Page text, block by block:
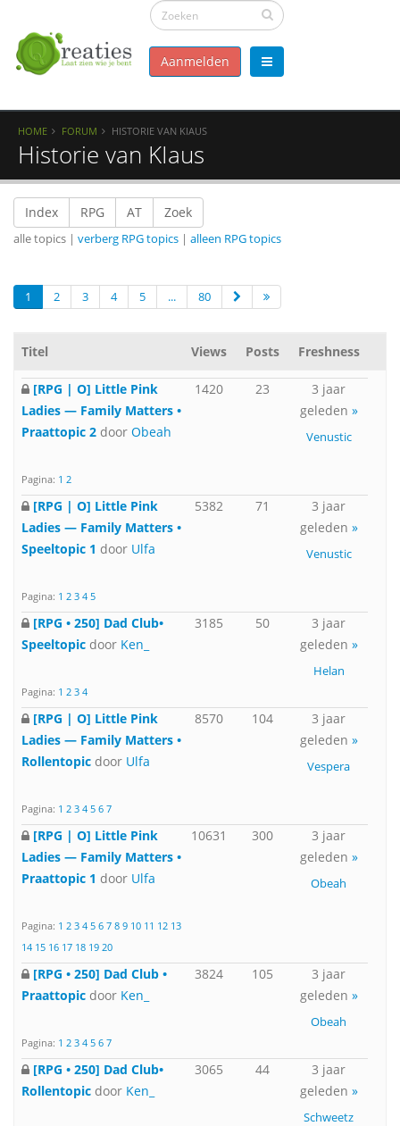
Aanmelden
HOME FORUM HISTORIE VAN KIAUS
Historie van KIaus
Index RPG AT Zoek
alle topics | verberg RPG topics | alleen RPG topics
1 2 3 4 5 ... 80
Titel Views Posts Freshness
[RPG | O] Little Pink
Ladies — Family Matters •
Praattopic 2 door Obeah
Pagina: 1 2
1420 23
3 jaar
geleden »
Venustic
[RPG | O] Little Pink
Ladies — Family Matters •
Speeltopic 1 door Ulfa
Pagina: 1 2 3 4 5
5382 71
3 jaar
geleden »
Venustic
[RPG • 250] Dad Club•
Speeltopic door Ken_
Pagina: 1 2 3 4
3185 50
3 jaar
geleden »
Helan
[RPG | O] Little Pink
Ladies — Family Matters •
Rollentopic door Ulfa
Pagina: 1 2 3 4 5 6 7
8570 104
3 jaar
geleden »
Vespera
[RPG | O] Little Pink
Ladies — Family Matters •
Praattopic 1 door Ulfa
Pagina: 1 2 3 4 5 6 7 8 9 10 11 12 13
14 15 16 17 18 19 20
10631 300
3 jaar
geleden »
Obeah
[RPG • 250] Dad Club •
Praattopic door Ken_
Pagina: 1 2 3 4 5 6 7
3824 105
3 jaar
geleden »
Obeah
[RPG • 250] Dad Club•
Rollentopic door Ken_
3065 44
3 jaar
geleden »
Schweetz